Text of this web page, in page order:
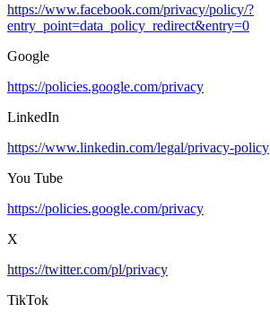
https://www.facebook.com/privacy/policy/?
entry_point=data_policy_redirect&entry=0
Google
https://policies.google.com/privacy
LinkedIn
https://www.linkedin.com/legal/privacy-policy
You Tube
https://policies.google.com/privacy
X
https://twitter.com/pl/privacy
TikTok